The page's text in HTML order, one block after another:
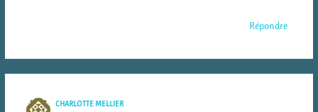
Répondre
CHARLOTTE MELLIER